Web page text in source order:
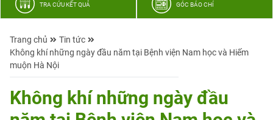
TRA CỨU KẾT QUẢ GÓC BÁO CHÍ
Trang chủ
Tin tức
Không khí những ngày đầu năm tại Bệnh viện Nam học và Hiếm
muộn Hà Nội
Không khí những ngày đầu